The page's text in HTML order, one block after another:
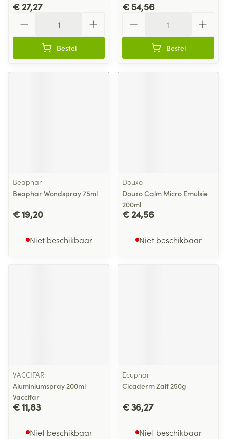
€ 27,27
Bestel
€ 54,56
Bestel
Beaphar
Beaphar Wondspray 75ml
€ 19,20
Niet beschikbaar
Douxo
Douxo Calm Micro Emulsie
200ml
€ 24,56
Niet beschikbaar
VACCIFAR
Aluminiumspray 200ml
Vaccifar
€ 11,83
Niet beschikbaar
Ecuphar
Cicaderm Zalf 250g
€ 36,27
Niet beschikbaar